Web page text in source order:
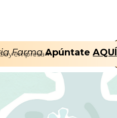
FarmaApúntateAQUÍ
empresa Nosotros